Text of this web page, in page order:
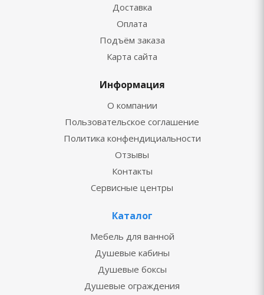
Доставка
Оплата
Подъём заказа
Карта сайта
Информация
О компании
Пользовательское соглашение
Политика конфендициальности
Отзывы
Контакты
Сервисные центры
Каталог
Мебель для ванной
Душевые кабины
Душевые боксы
Душевые ограждения